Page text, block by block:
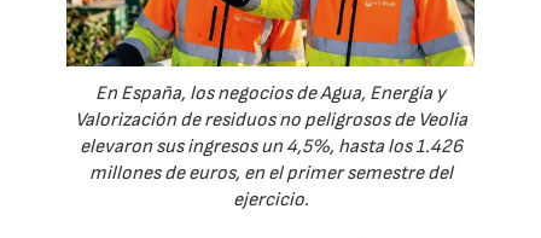
En España, los negocios de Agua, Energía y
Valorización de residuos no peligrosos de Veolia
elevaron sus ingresos un 4,5%, hasta los 1.426
millones de euros, en el primer semestre del
ejercicio.